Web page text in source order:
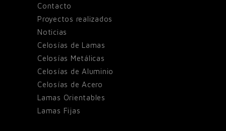
Contacto
Proyectos realizados
Noticias
Celosías de Lamas
Celosías Metálicas
Celosías de Aluminio
Celosías de Acero
Lamas Orientables
Lamas Fijas